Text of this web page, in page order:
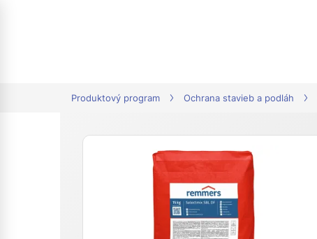
Produktový program Ochrana stavieb a podláh